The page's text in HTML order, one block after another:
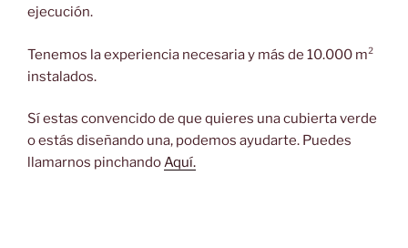
ejecución.
Tenemos la experiencia necesaria y más de 10.000 m²
instalados.
Sí estas convencido de que quieres una cubierta verde
o estás diseñando una, podemos ayudarte. Puedes
llamarnos pinchandoAquí.